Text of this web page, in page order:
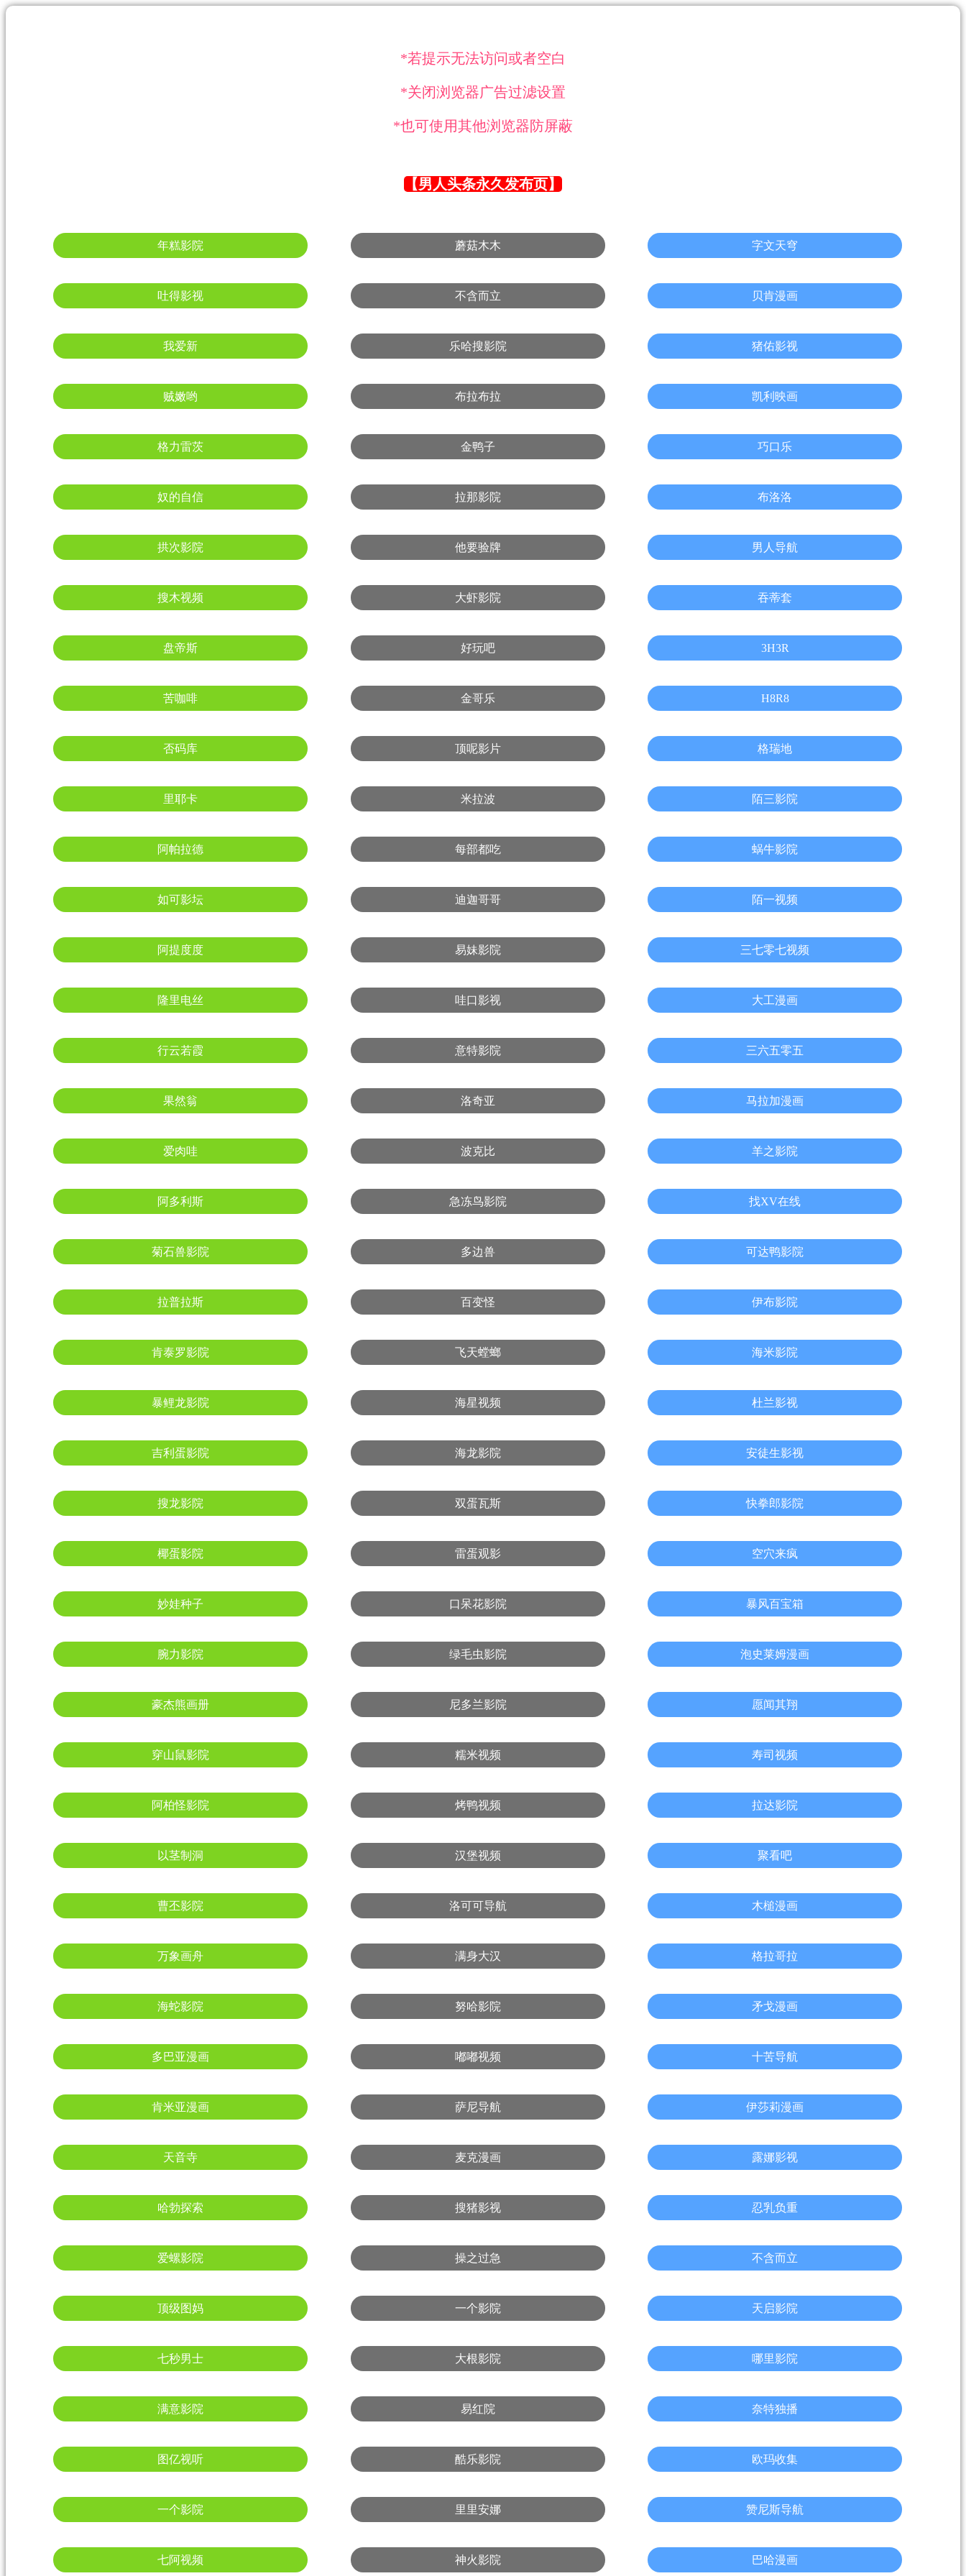
*若提示无法访问或者空白
*关闭浏览器广告过滤设置
*也可使用其他浏览器防屏蔽
【男人头条永久发布页】
年糕影院 蘑菇木木 字文天穹
吐得影视 不含而立 贝肯漫画
我爱新 乐哈搜影院 猪佑影视
贼嫩哟 布拉布拉 凯利映画
格力雷茨 金鸭子 巧口乐
奴的自信 拉那影院 布洛洛
拱次影院 他要验牌 男人导航
搜木视频 大虾影院 吞蒂套
盘帝斯 好玩吧 3H3R
苦咖啡 金哥乐 H8R8
否码库 顶呢影片 格瑞地
里耶卡 米拉波 陌三影院
阿帕拉德 每部都吃 蜗牛影院
如可影坛 迪迦哥哥 陌一视频
阿提度度 易妹影院 三七零七视频
隆里电丝 哇口影视 大工漫画
行云若霞 意特影院 三六五零五
果然翁 洛奇亚 马拉加漫画
爱肉哇 波克比 羊之影院
阿多利斯 急冻鸟影院 找XV在线
菊石兽影院 多边兽 可达鸭影院
拉普拉斯 百变怪 伊布影院
肯泰罗影院 飞天螳螂 海米影院
暴鲤龙影院 海星视频 杜兰影视
吉利蛋影院 海龙影院 安徒生影视
搜龙影院 双蛋瓦斯 快拳郎影院
椰蛋影院 雷蛋观影 空穴来疯
妙娃种子 口呆花影院 暴风百宝箱
腕力影院 绿毛虫影院 泡史莱姆漫画
豪杰熊画册 尼多兰影院 愿闻其翔
穿山鼠影院 糯米视频 寿司视频
阿柏怪影院 烤鸭视频 拉达影院
以茎制洞 汉堡视频 聚看吧
曹丕影院 洛可可导航 木槌漫画
万象画舟 满身大汉 格拉哥拉
海蛇影院 努哈影院 矛戈漫画
多巴亚漫画 嘟嘟视频 十苦导航
肯米亚漫画 萨尼导航 伊莎莉漫画
天音寺 麦克漫画 露娜影视
哈勃探索 搜猪影视 忍乳负重
爱螺影院 操之过急 不含而立
顶级图妈 一个影院 天启影院
七秒男士 大根影院 哪里影院
满意影院 易红院 奈特独播
图亿视听 酷乐影院 欧玛收集
一个影院 里里安娜 赞尼斯导航
七阿视频 神火影院 巴哈漫画